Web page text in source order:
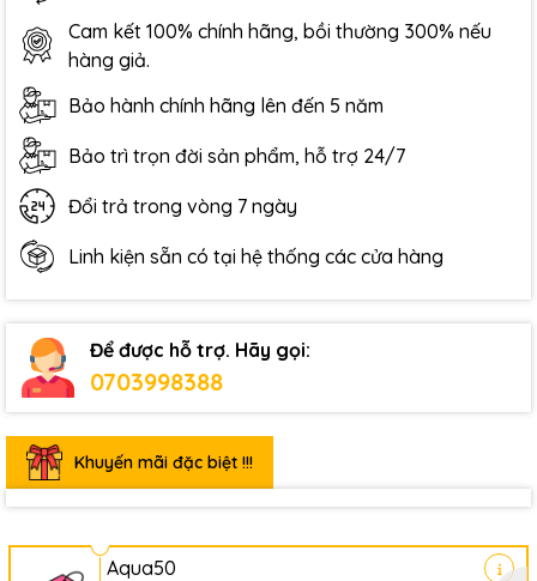
Cam kết 100% chính hãng, bồi thường 300% nếu
hàng giả.
Bảo hành chính hãng lên đến 5 năm
Bảo trì trọn đời sản phẩm, hỗ trợ 24/7
Đổi trả trong vòng 7 ngày
Linh kiện sẵn có tại hệ thống các cửa hàng
Để được hỗ trợ. Hãy gọi:
0703998388
Khuyến mãi đặc biệt !!!
Aqua50